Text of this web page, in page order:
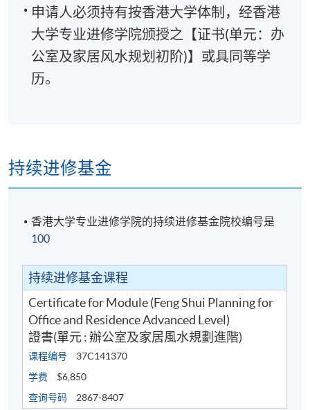
申请人必须持有按香港大学体制，经香港
大学专业进修学院颁授之【证书(单元：办
公室及家居风水规划初阶)】或具同等学
历。
持续进修基金
香港大学专业进修学院的持续进修基金院校编号是
100
持续进修基金课程
Certificate for Module (Feng Shui Planning for
Office and Residence Advanced Level)
證書(單元 : 辦公室及家居風水規劃進階)
课程编号
37C141370
学费
$6,850
查询号码
2867-8407